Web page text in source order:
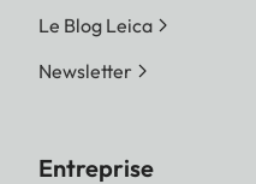
Le Blog Leica
Newsletter
Entreprise